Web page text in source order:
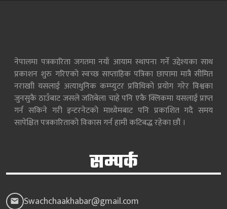
नेपालमा पत्रकारिता जगतमा नयाँ आयाम स्थापना गर्ने उद्देश्यका साथ
प्रकाशन शुरु गरिएको स्वच्छ साप्ताहिक पत्रिका छापामा मात्रै सीमित
नराखाी यसलाई अत्याधुनिक कम्प्युटर प्रविधिको प्रयोग गरेर विश्वका
जुनसुकै ठाउँबाट जसले जतिबेला चाहे पनि एकै क्लिकमा यसलाई प्राप्त
गर्न सकिने गरी इन्टरनेटको माध्येमबाट पनि प्रकाशित गदै समय
सापेक्षित पत्रकारिताको विकास गर्न हामी कटिबद्ध रहेका छौं ।
सम्पर्क
Swachchaakhabar@gmail.com